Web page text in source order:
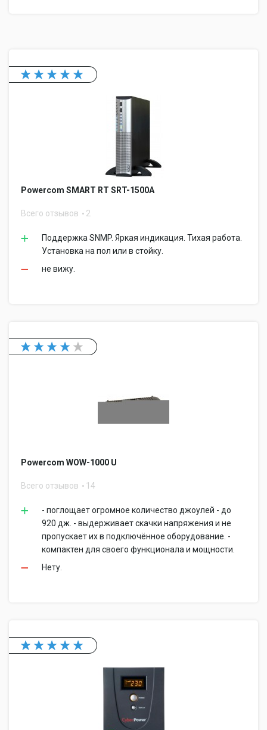
Powercom SMART RT SRT-1500A
Всего отзывов 2
Поддержка SNMP. Яркая индикация. Тихая работа.
Установка на пол или в стойку.
не вижу.
Powercom WOW-1000 U
Всего отзывов 14
- поглощает огромное количество джоулей - до
920 дж. - выдерживает скачки напряжения и не
пропускает их в подключённое оборудование. -
компактен для своего функционала и мощности.
Нету.